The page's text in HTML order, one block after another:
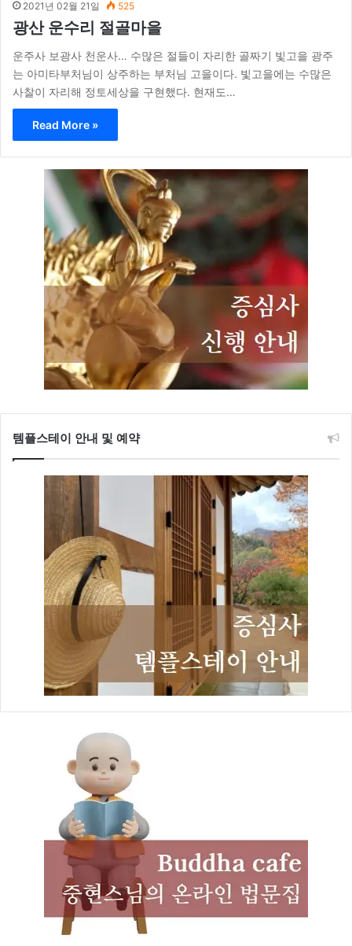
2021년 02월 21일 525
광산 운수리 절골마을
운주사 보광사 천운사… 수많은 절들이 자리한 골짜기 빛고을 광주
는 아미타부처님이 상주하는 부처님 고을이다. 빛고을에는 수많은
사찰이 자리해 정토세상을 구현했다. 현재도…
Read More »
템플스테이 안내 및 예약